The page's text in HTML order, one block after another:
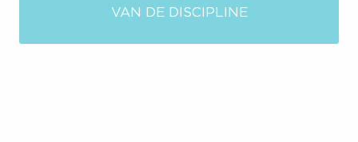
VAN DE DISCIPLINE